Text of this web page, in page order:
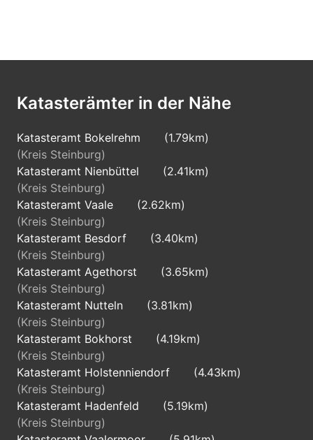
Katasterämter in der Nähe
Katasteramt Bokelrehm
(1.79km)
(Kreis Steinburg)
Katasteramt Nienbüttel
(2.41km)
(Kreis Steinburg)
Katasteramt Vaale
(2.62km)
(Kreis Steinburg)
Katasteramt Besdorf
(3.40km)
(Kreis Steinburg)
Katasteramt Agethorst
(3.65km)
(Kreis Steinburg)
Katasteramt Nutteln
(3.81km)
(Kreis Steinburg)
Katasteramt Bokhorst
(4.19km)
(Kreis Steinburg)
Katasteramt Holstenniendorf
(4.43km)
(Kreis Steinburg)
Katasteramt Hadenfeld
(5.19km)
(Kreis Steinburg)